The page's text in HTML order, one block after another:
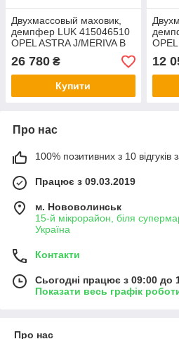
Двухмассовый маховик,
демпфер LUK 415046510
OPEL ASTRA J/MERIVA B
1,4 T 09-
26 780 ₴
Купити
D 12-
12
Про нас
100% позитивних з 10 відгуків
Працює з 09.03.2019
м. Нововолинськ
15-й мікрорайон, біля
Україна
Контакти
Сьогодні працює з 09:00 до
Показати весь графік
Про нас